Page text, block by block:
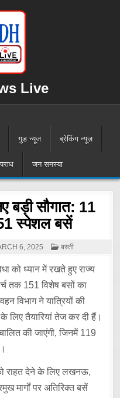
Live
गुड न्यूज ब्रेकिंग न्यूज़
जन समस्या
बड़ी सौगात: 11
स्पेशल बसें
6, 2025
POSTED
IN
बस्ती
को ध्यान में रखते हुए राज्य
तक 151 विशेष बसों का
विभाग ने यात्रियों की
लिए तैयारियां तेज कर दी हैं।
की जाएंगी, जिनमें 119
राहत देने के लिए लखनऊ,
मार्गों पर अतिरिक्त बसें